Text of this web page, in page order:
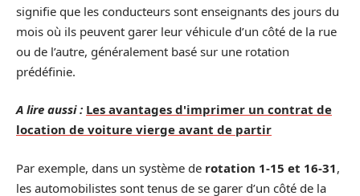
signifie que les conducteurs sont enseignants des jours du
mois où ils peuvent garer leur véhicule d’un côté de la rue
ou de l’autre, généralement basé sur une rotation
prédéfinie.
A lire aussi : Les avantages d'imprimer un contrat de
location de voiture vierge avant de partir
Par exemple, dans un système de rotation 1-15 et 16-31,
les automobilistes sont tenus de se garer d’un côté de la